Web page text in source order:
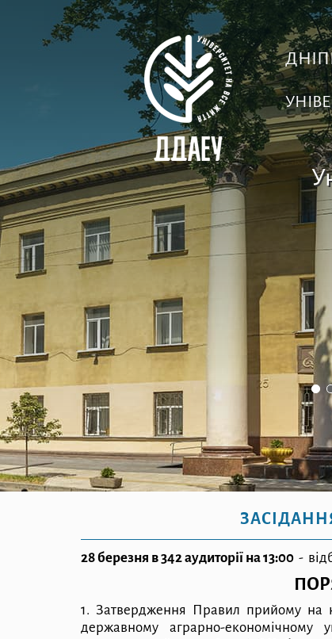
28березня в342 аудиторії на13:00 -
1. Затвердження Правил прийому на
державному аграрно-економічному